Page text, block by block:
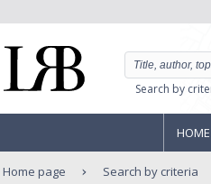
Search by
Home page Search by criteria